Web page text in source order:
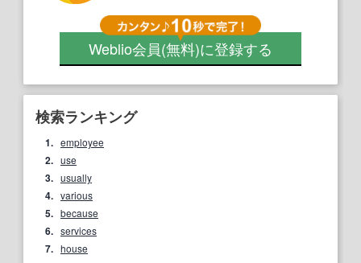
Weblio会員(無料)に登録する
検索ランキング
1. employee
2. use
3. usually
4. various
5. because
6. services
7. house